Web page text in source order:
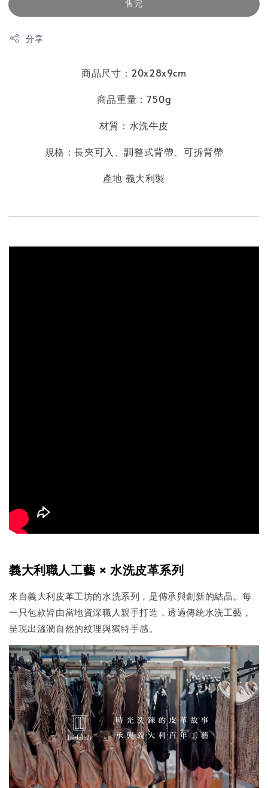
售完
分享
商品尺寸：20x28x9cm
商品重量：750g
材質：水洗牛皮
規格：長夾可入
、調整式背帶、可拆背帶
產地 義大利製
義大利職人工藝 × 水洗皮革系列
來自義大利皮革工坊的水洗系列，是傳承與創新的結晶。每
一只包款皆由當地資深職人親手打造，透過傳統水洗工藝，
呈現出溫潤自然的紋理與獨特手感。